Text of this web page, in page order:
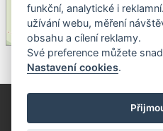
©OpenStreetMapcontributors.
© Píseckem / Kalendárium
© 2018 - 2026 Realizace a
funkční, analytické i
užívání webu, měření
obsahu a cílení reklamy.
Své preference můžete
Nastavení cookies.